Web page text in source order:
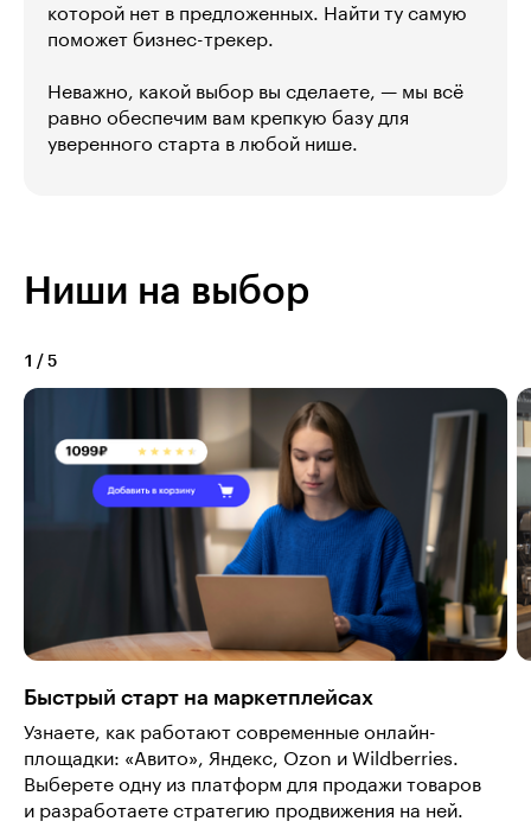
которой нет в предложенных. Найти ту самую
поможет бизнес-трекер.
Неважно, какой выбор вы сделаете, — мы всё
равно обеспечим вам крепкую базу для
уверенного старта в любой нише.
Ниши на выбор
1 / 5
Быстрый старт на маркетплейсах
Узнаете, как работают современные онлайн-
площадки: «Авито», Яндекс, Ozon и Wildberries.
Выберете одну из платформ для продажи товаров
и разработаете стратегию продвижения на ней.